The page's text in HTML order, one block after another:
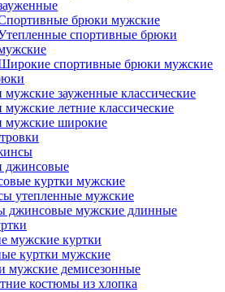
брюки мужские
спортивные брюки
спортивные брюки мужские
зауженные классические
летние классические
мужские широкие
джинсовые
куртки мужские
утепленные мужские
джинсовые мужские длинные
мужские куртки
куртки мужские
мужские демисезонные
костюмы из хлопка